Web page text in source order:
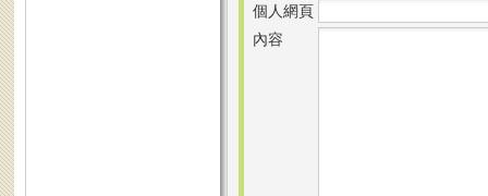
個人網頁
內容